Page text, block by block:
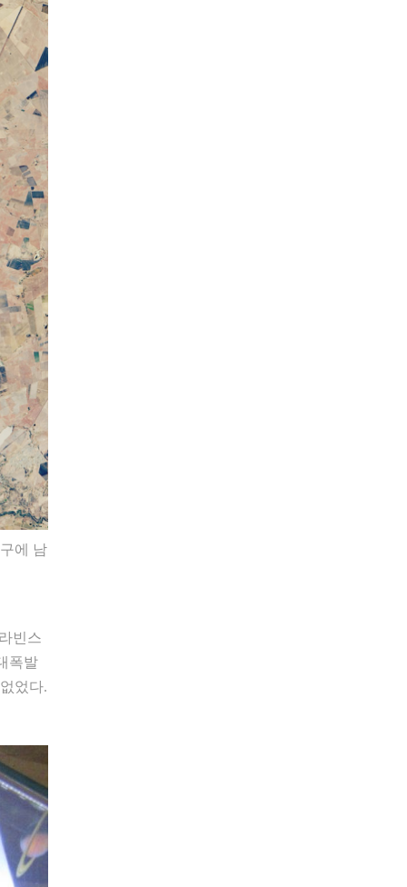
에 남
빈스
폭발
었다.